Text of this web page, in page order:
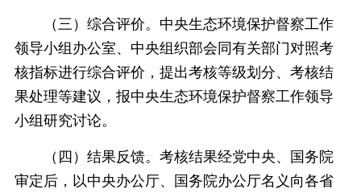
（三）综合评价。中央生态环境保护督察工作
领导小组办公室、中央组织部会同有关部门对照考
核指标进行综合评价，提出考核等级划分、考核结
果处理等建议，报中央生态环境保护督察工作领导
小组研究讨论。
（四）结果反馈。考核结果经党中央、国务院
审定后，以中央办公厅、国务院办公厅名义向各省